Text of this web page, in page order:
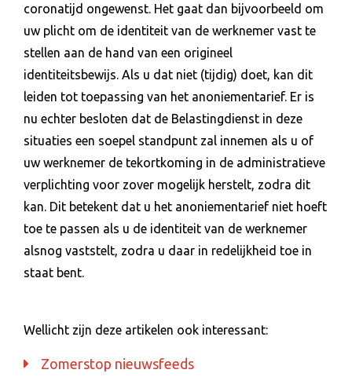
coronatijd ongewenst. Het gaat dan bijvoorbeeld om
uw plicht om de identiteit van de werknemer vast te
stellen aan de hand van een origineel
identiteitsbewijs. Als u dat niet (tijdig) doet, kan dit
leiden tot toepassing van het anoniementarief. Er is
nu echter besloten dat de Belastingdienst in deze
situaties een soepel standpunt zal innemen als u of
uw werknemer de tekortkoming in de administratieve
verplichting voor zover mogelijk herstelt, zodra dit
kan. Dit betekent dat u het anoniementarief niet hoeft
toe te passen als u de identiteit van de werknemer
alsnog vaststelt, zodra u daar in redelijkheid toe in
staat bent.
Wellicht zijn deze artikelen ook interessant:
Zomerstop nieuwsfeeds